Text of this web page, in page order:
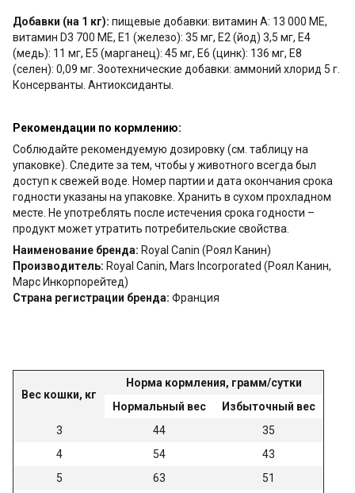
Добавки (на 1 кг): пищевые добавки: витамин A: 13 000 MЕ,
витамин D3 700 MЕ, E1 (железо): 35 мг, E2 (йод) 3,5 мг, E4
(медь): 11 мг, E5 (марганец): 45 мг, E6 (цинк): 136 мг, E8
(селен): 0,09 мг. Зоотехнические добавки: аммоний хлорид 5 г.
Консерванты. Антиоксиданты.
Рекомендации по кормлению:
Соблюдайте рекомендуемую дозировку (см. таблицу на
упаковке). Следите за тем, чтобы у животного всегда был
доступ к свежей воде. Номер партии и дата окончания срока
годности указаны на упаковке. Хранить в сухом прохладном
месте. Не употреблять после истечения срока годности –
продукт может утратить потребительские свойства.
Наименование бренда: Royal Canin (Роял Канин)
Производитель: Royal Canin, Mars Incorporated (Роял Канин,
Марс Инкорпорейтед)
Страна регистрации бренда: Франция
Вес кошки, кг
Норма кормления, грамм/сутки
Нормальный вес
Избыточный вес
3
44
35
4
54
43
5
63 51